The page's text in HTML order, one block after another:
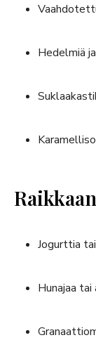
Hedelmiä
Jogurttia
Hunajaa tai